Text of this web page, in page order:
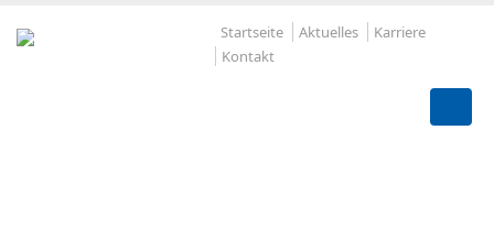
Startseite Aktuelles
Karriere
Kontakt